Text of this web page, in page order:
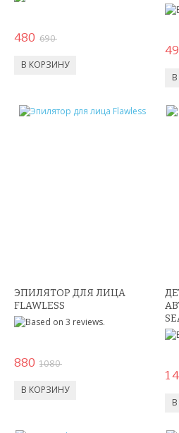
КВАРЦЕВЫЕ ЧАСЫ
СПОРТИВНЫЕ ЧАСЫ
ТОВАРЫ ИЗ ТЕЛЕМАГАЗИНА
ЭЛЕКТРОСКЕЙТЫ
ДЕТСКИЕ ИГРУШКИ
СПИННЕРЫ,АНТИСТРЕСС
КОНСТРУКТОРЫ
480 690
ЭПИЛЯТОР ДЛЯ ЛИЦА
FLAWLESS
880 1 080
1